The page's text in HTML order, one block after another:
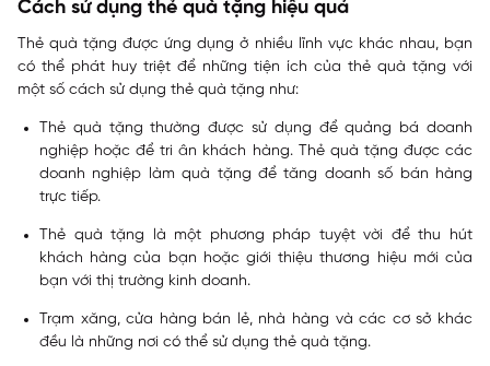
Cách sử dụng thẻ quà tặng hiệu quả
Thẻ quà tặng được ứng dụng ở nhiều lĩnh vực khác nhau, bạn
có thể phát huy triệt để những tiện ích của thẻ quà tặng với
một số cách sử dụng thẻ quà tặng như:
Thẻ quà tặng thường được sử dụng để quảng bá doanh
nghiệp hoặc để tri ân khách hàng. Thẻ quà tặng được các
doanh nghiệp làm quà tặng để tăng doanh số bán hàng
trực tiếp.
Thẻ quà tặng là một phương pháp tuyệt vời để thu hút
khách hàng của bạn hoặc giới thiệu thương hiệu mới của
bạn với thị trường kinh doanh.
Trạm xăng, cửa hàng bán lẻ, nhà hàng và các cơ sở khác
đều là những nơi có thể sử dụng thẻ quà tặng.